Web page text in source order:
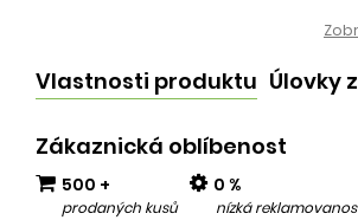
Vlastnosti produktu Úlovky
Zákaznická oblíbenost
500 +
prodaných kusů
0 %
nízká